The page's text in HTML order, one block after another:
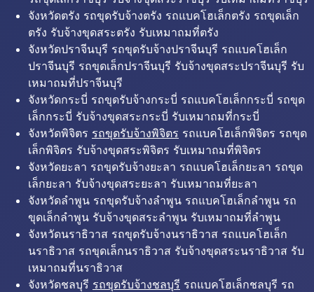
จังหวัดตรัง รถขุดรับจ้างตรัง รถแบคโฮเล็กตรัง รถขุดเล็ก
ตรัง รับจ้างขุดสระตรัง รับเหมาถมที่ตรัง
จังหวัดปราจีนบุรี รถขุดรับจ้างปราจีนบุรี รถแบคโฮเล็ก
ปราจีนบุรี รถขุดเล็กปราจีนบุรี รับจ้างขุดสระปราจีนบุรี รับ
เหมาถมที่ปราจีนบุรี
จังหวัดกระบี่ รถขุดรับจ้างกระบี่ รถแบคโฮเล็กกระบี่ รถขุด
เล็กกระบี่ รับจ้างขุดสระกระบี่ รับเหมาถมที่กระบี่
จังหวัดพิจิตร รถขุดรับจ้างพิจิตร รถแบคโฮเล็กพิจิตร รถขุด
เล็กพิจิตร รับจ้างขุดสระพิจิตร รับเหมาถมที่พิจิตร
จังหวัดยะลา รถขุดรับจ้างยะลา รถแบคโฮเล็กยะลา รถขุด
เล็กยะลา รับจ้างขุดสระยะลา รับเหมาถมที่ยะลา
จังหวัดลำพูน รถขุดรับจ้างลำพูน รถแบคโฮเล็กลำพูน รถ
ขุดเล็กลำพูน รับจ้างขุดสระลำพูน รับเหมาถมที่ลำพูน
จังหวัดนราธิวาส รถขุดรับจ้างนราธิวาส รถแบคโฮเล็ก
นราธิวาส รถขุดเล็กนราธิวาส รับจ้างขุดสระนราธิวาส รับ
เหมาถมที่นราธิวาส
จังหวัดชลบุรี รถขุดรับจ้างชลบุรี รถแบคโฮเล็กชลบุรี รถ